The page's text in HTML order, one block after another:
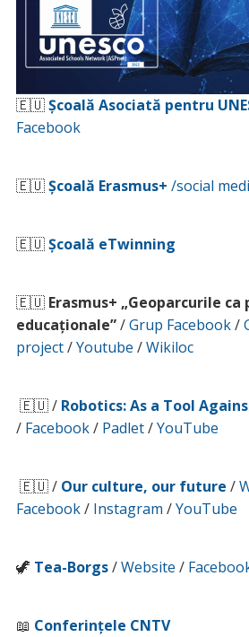
🇪🇺Școală Asociată pentru
Facebook
🇪🇺Școală Erasmus+ /social
🇪🇺Școală eTwinning
🇪🇺 Erasmus+ „Geoparcurile ca
educaționale”/Grup Facebook/
project/Youtube /Wikiloc
🇪🇺 / Robotics: As a Tool
/ Facebook/ Padlet/YouTube
🇪🇺 / Our culture, our future /
Facebook/ Instagram /YouTube
🦖 Tea-Borgs/Website /
📖 Conferințele CNTV